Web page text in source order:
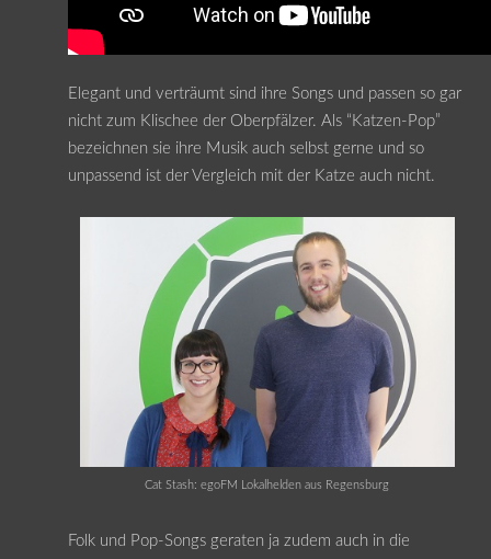
Elegant und verträumt sind ihre Songs und passen so gar
nicht zum Klischee der Oberpfälzer. Als “Katzen-Pop”
bezeichnen sie ihre Musik auch selbst gerne und so
unpassend ist der Vergleich mit der Katze auch nicht.
Cat Stash: egoFM Lokalhelden aus Regensburg
Folk und Pop-Songs geraten ja zudem auch in die